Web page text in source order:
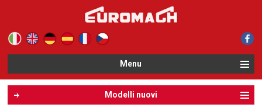
Menu
Modelli nuovi
Informativa sulla raccolta
Le tue preferenze relative alla privacy